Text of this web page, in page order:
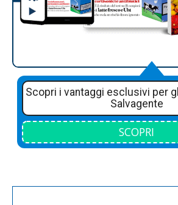
Scopri i vantaggi esclusivi per
Salvagente
SCOPRI